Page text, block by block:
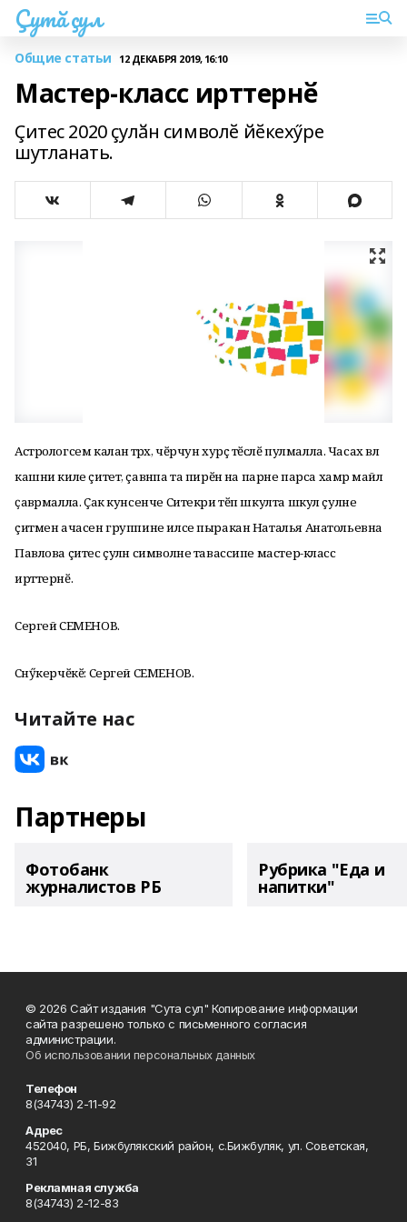
Çутă çул
Общие статьи 12 ДЕКАБРЯ 2019, 16:10
Мастер-класс ирттернӗ
Çитес 2020 çулӑн символӗ йӗкехӳре
шутланать.
Астрологсем каланӑ тӑрӑх, чӗрчун хурçӑ тӗслӗ пулмалла. Часах вӑл
кашни киле çитет, çавӑнпа та пирӗн ӑна парне парса хамӑр майлӑ
ҫавӑрмалла. Çак кунсенче Ситекри тӗп шкулта шкул çулне
çитмен ачасен группине илсе пыракан Наталья Анатольевна
Павлова çитес çулӑн символне тавассипе мастер-класс
ирттернӗ.
Сергей СЕМЕНОВ.
Сӑнӳкерчӗкӗ: Сергей СЕМЕНОВ.
Читайте нас
Партнеры
Фотобанк
журналистов РБ
Рубрика "Еда и
напитки"
© 2026 Сайт издания "Сута сул" Копирование информации
сайта разрешено только с письменного согласия
администрации.
Об использовании персональных данных
Телефон
8(34743) 2-11-92
Адрес
452040, РБ, Бижбулякский район, с.Бижбуляк, ул. Советская,
31
Рекламная служба
8(34743) 2-12-83